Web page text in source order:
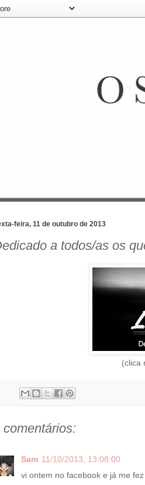
feira, 11 de outubro de 2013
a todos/as os
(clica
comentários:
Sam 11/10/2013, 13:08:00
vi ontem no facebook e já me